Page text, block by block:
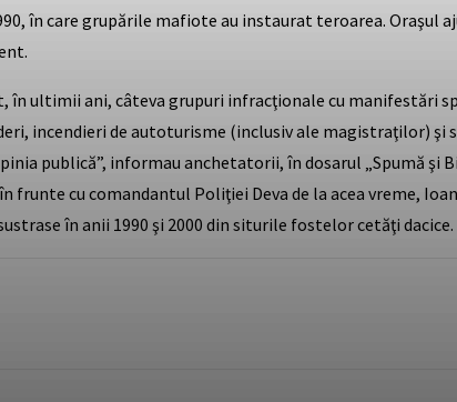
în care grupările mafiote au instaurat teroarea. Oraşul
în ultimii ani, câteva grupuri infracţionale cu
incendieri de autoturisme (inclusiv ale magistraţilor)
publică”, informau anchetatorii, în dosarul „Spumă şi
cu comandantul Poliţiei Deva de la acea vreme,
în anii 1990 şi 2000 din siturile fostelor cetăţi dacice.